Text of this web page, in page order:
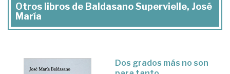
Otros libros de Baldasano Supervielle, José
María
Dos grados más no son